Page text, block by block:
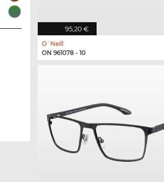
95,20 €
O`Neill
ON 961078 - 10